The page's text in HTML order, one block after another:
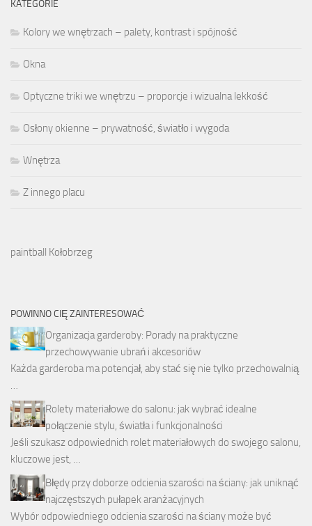
KATEGORIE
Kolory we wnętrzach – palety, kontrast i spójność
Okna
Optyczne triki we wnętrzu – proporcje i wizualna lekkość
Osłony okienne – prywatność, światło i wygoda
Wnętrza
Z innego placu
paintball Kołobrzeg
POWINNO CIĘ ZAINTERESOWAĆ
Organizacja garderoby: Porady na praktyczne
przechowywanie ubrań i akcesoriów
Każda garderoba ma potencjał, aby stać się nie tylko przechowalnią
…
Rolety materiałowe do salonu: jak wybrać idealne
połączenie stylu, światła i funkcjonalności
Jeśli szukasz odpowiednich rolet materiałowych do swojego salonu,
kluczowe jest, …
Błędy przy doborze odcienia szarości na ściany: jak uniknąć
najczęstszych pułapek aranżacyjnych
Wybór odpowiedniego odcienia szarości na ściany może być